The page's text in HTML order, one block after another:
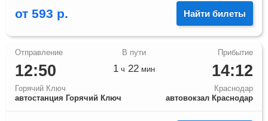
от 593 р. Найти билеты
12:50
Горячий Ключ
автостанция Горячий Ключ
14:12
Краснодар
автовокзал Краснодар
1 ч 22 мин